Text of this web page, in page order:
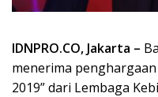
IDNPRO.CO, Jakarta –
menerima
2019” dari Lembaga